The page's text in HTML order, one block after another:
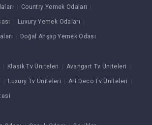
Country Yemek Odaları
Luxury Yemek Odaları
Doğal Ahşap Yemek Odası
Klasik Tv Üniteleri Avangart Tv Üniteleri
Luxury Tv Üniteleri Art Deco Tv Üniteleri